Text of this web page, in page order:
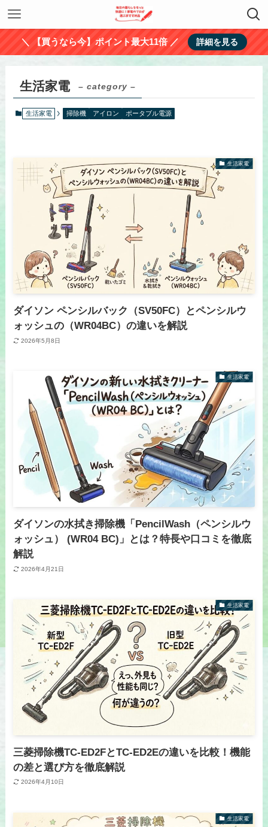
＼ 【買うなら今】ポイント最大11倍 ／ 詳細を見る
生活家電 – category –
生活家電 掃除機 アイロン ポータブル電源
生活家電
ダイソン ペンシルバック（SV50FC）とペンシルウ
ォッシュの（WR04BC）の違いを解説
2026年5月8日
生活家電
ダイソンの水拭き掃除機「PencilWash（ペンシルウ
ォッシュ） (WR04 BC)」とは？特長や口コミを徹底
解説
2026年4月21日
生活家電
三菱掃除機TC-ED2FとTC-ED2Eの違いを比較！機能
の差と選び方を徹底解説
2026年4月10日
生活家電